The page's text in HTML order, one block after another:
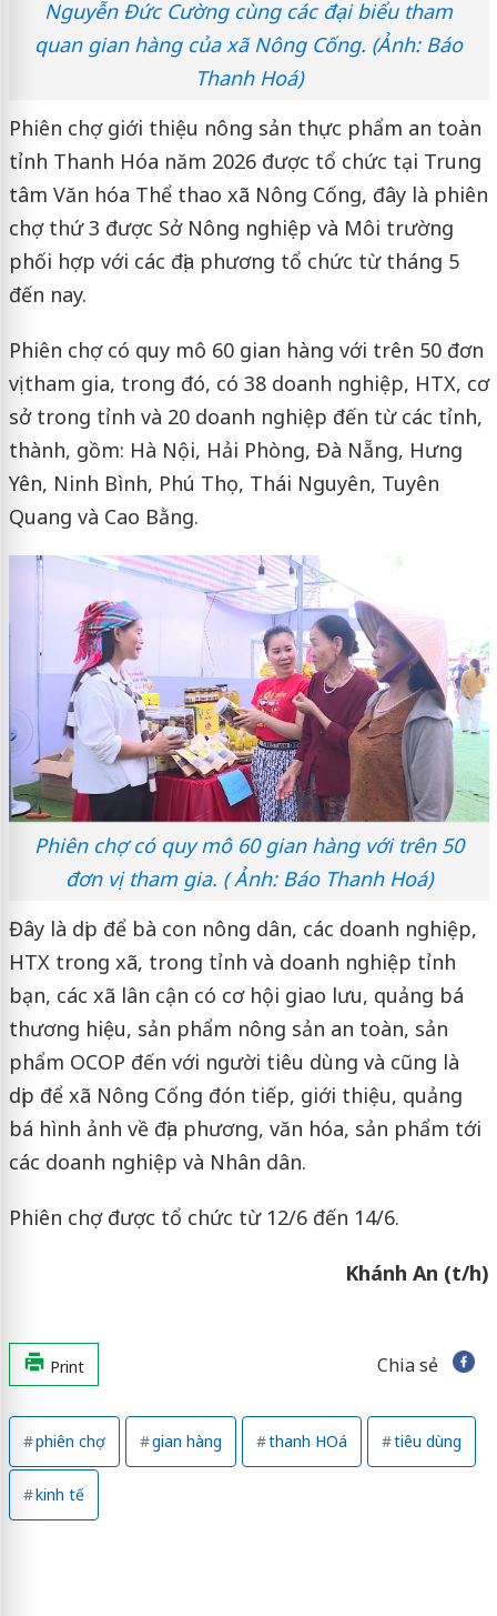
Nguyễn Đức Cường cùng các đại biểu tham
quan gian hàng của xã Nông Cống. (Ảnh: Báo
Thanh Hoá)
Phiên chợ giới thiệu nông sản thực phẩm an toàn
tỉnh Thanh Hóa năm 2026 được tổ chức tại Trung
tâm Văn hóa Thể thao xã Nông Cống, đây là phiên
chợ thứ 3 được Sở Nông nghiệp và Môi trường
phối hợp với các địa phương tổ chức từ tháng 5
đến nay.
Phiên chợ có quy mô 60 gian hàng với trên 50 đơn
vị tham gia, trong đó, có 38 doanh nghiệp, HTX, cơ
sở trong tỉnh và 20 doanh nghiệp đến từ các tỉnh,
thành, gồm: Hà Nội, Hải Phòng, Đà Nẵng, Hưng
Yên, Ninh Bình, Phú Thọ, Thái Nguyên, Tuyên
Quang và Cao Bằng.
Phiên chợ có quy mô 60 gian hàng với trên 50
đơn vị tham gia. ( Ảnh: Báo Thanh Hoá)
Đây là dịp để bà con nông dân, các doanh nghiệp,
HTX trong xã, trong tỉnh và doanh nghiệp tỉnh
bạn, các xã lân cận có cơ hội giao lưu, quảng bá
thương hiệu, sản phẩm nông sản an toàn, sản
phẩm OCOP đến với người tiêu dùng và cũng là
dịp để xã Nông Cống đón tiếp, giới thiệu, quảng
bá hình ảnh về địa phương, văn hóa, sản phẩm tới
các doanh nghiệp và Nhân dân.
Phiên chợ được tổ chức từ 12/6 đến 14/6.
Khánh An (t/h)
Print Chia sẻ
phiên chợ gian hàng thanh HOá tiêu dùng
kinh tế